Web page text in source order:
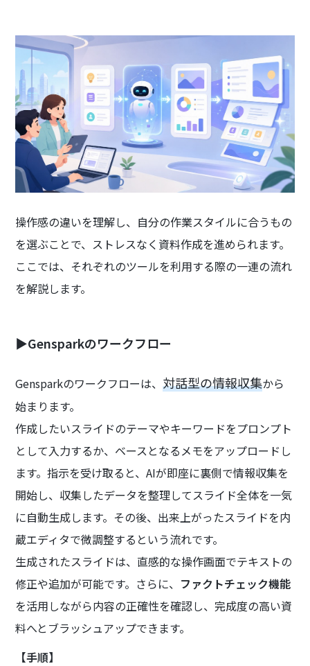
操作感の違いを理解し、自分の作業スタイルに合うもの
を選ぶことで、ストレスなく資料作成を進められます。
ここでは、それぞれのツールを利用する際の一連の流れ
を解説します。
▶Gensparkのワークフロー
Gensparkのワークフローは、対話型の情報収集から
始まります。
作成したいスライドのテーマやキーワードをプロンプト
として入力するか、ベースとなるメモをアップロードし
ます。指示を受け取ると、AIが即座に裏側で情報収集を
開始し、収集したデータを整理してスライド全体を一気
に自動生成します。その後、出来上がったスライドを内
蔵エディタで微調整するという流れです。
生成されたスライドは、直感的な操作画面でテキストの
修正や追加が可能です。さらに、 ファクトチェック機能
を活用しながら内容の正確性を確認し、完成度の高い資
料へとブラッシュアップできます。
【手順】